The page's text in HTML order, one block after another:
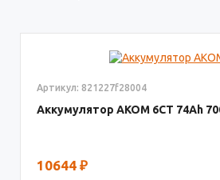
Артикул: 821227f28004
Аккумулятор AКОМ 6СТ 74
10644 ₽